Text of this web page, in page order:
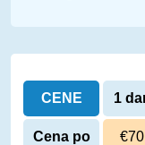
CENE 1
Cena po €70